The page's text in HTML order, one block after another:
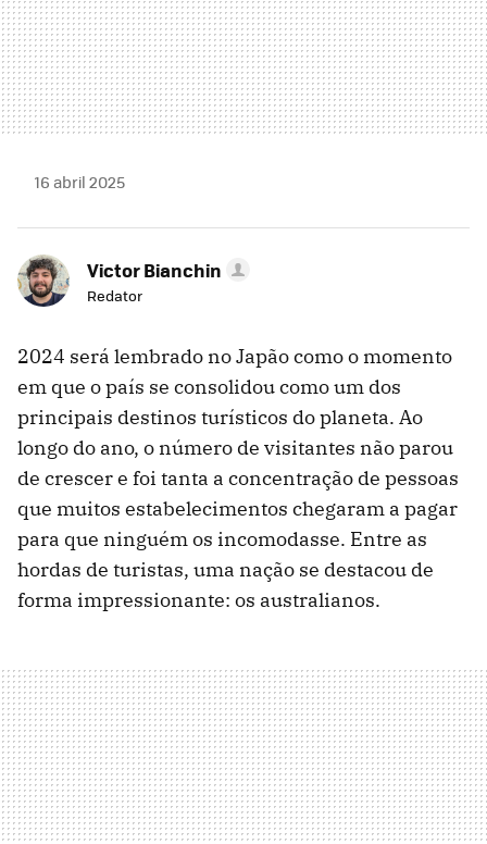
16 abril 2025
Victor Bianchin
Redator
2024 será lembrado no Japão como o momento
em que o país se consolidou como um dos
principais destinos turísticos do planeta. Ao
longo do ano, o número de visitantes não parou
de crescer e foi tanta a concentração de pessoas
que muitos estabelecimentos chegaram a pagar
para que ninguém os incomodasse. Entre as
hordas de turistas, uma nação se destacou de
forma impressionante: os australianos.